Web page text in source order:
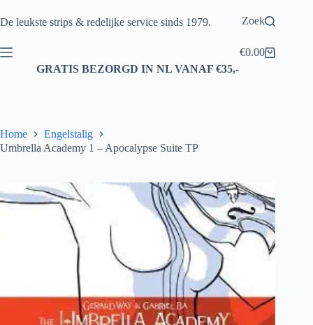
naar
De leukste strips & redelijke service sinds 1979. Zoek
Winkelwagen
€0.00
GRATIS BEZORGD IN NL VANAF €35,-
Home
Engelstalig
Umbrella Academy 1 – Apocalypse Suite TP